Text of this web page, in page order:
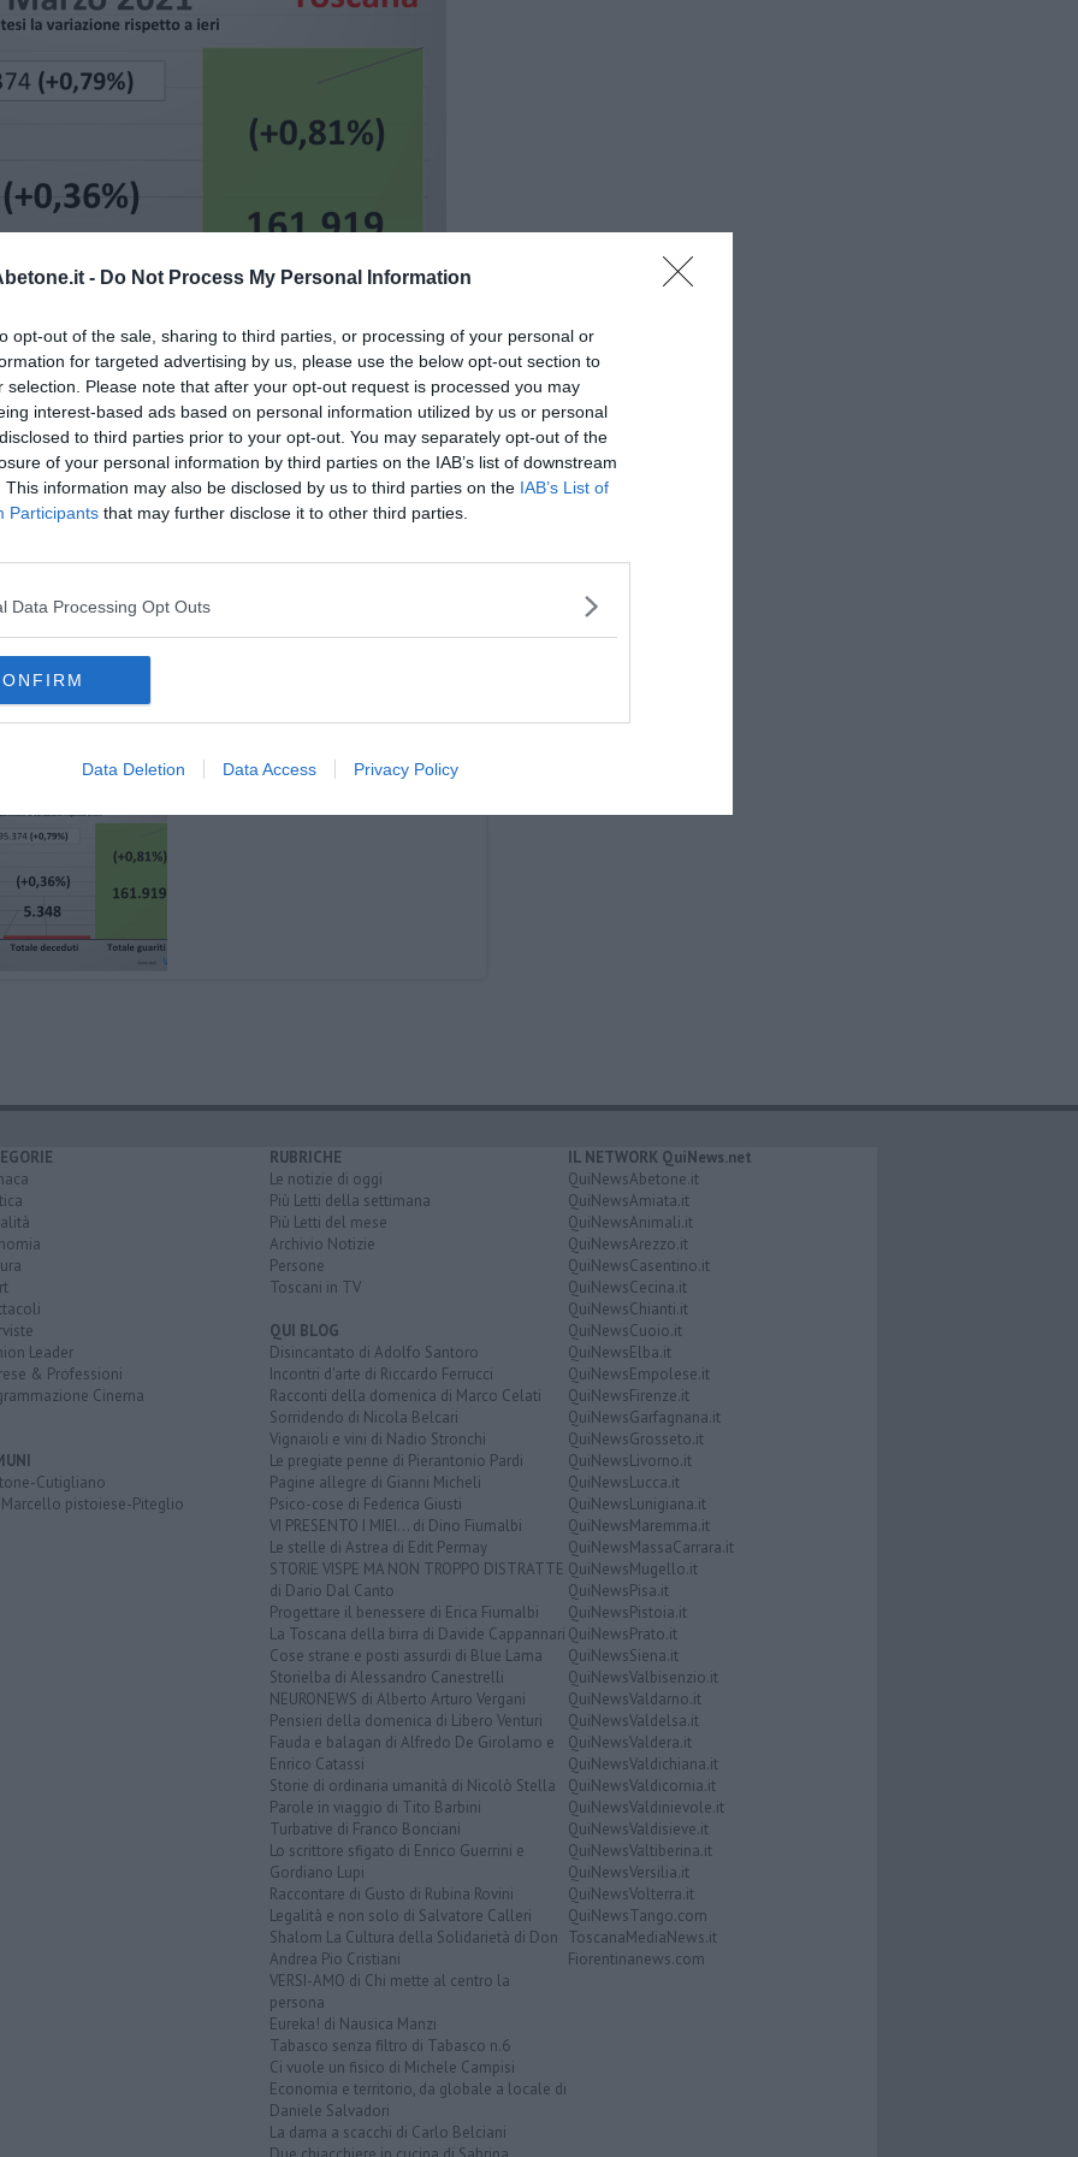
- Do Not Process My Personal Information
opt-out of the sale, sharing to third parties, or processing of your personal or
for targeted advertising by us, please use the below opt-out section to
selection. Please note that after your opt-out request is processed you may
interest-based ads based on personal information utilized by us or personal
to third parties prior to your opt-out. You may separately opt-out of the
of your personal information by third parties on the IAB’s list of downstream
This information may also be disclosed by us to third parties on the IAB’s List of
Participants that may further disclose it to other third parties.
Data Processing Opt Outs
Data Deletion Data Access Privacy Policy
iscriviti alla
nella tua casella di posta.
Leader
& Professioni
Cinema
Cutigliano
Marcello pistoiese-Piteglio
RUBRICHE
Le notizie di oggi
Più Letti della settimana
Più Letti del mese
Archivio Notizie
Persone
Toscani in TV
QUI BLOG
Disincantato di Adolfo Santoro
Incontri d'arte di Riccardo Ferrucci
Racconti della domenica di Marco Celati
Sorridendo di Nicola Belcari
Vignaioli e vini di Nadio Stronchi
Le pregiate penne di Pierantonio Pardi
Pagine allegre di Gianni Micheli
Psico-cose di Federica Giusti
VI PRESENTO I MIEI... di Dino Fiumalbi
Le stelle di Astrea di Edit Permay
STORIE VISPE MA NON TROPPO DISTRATTE
di Dario Dal Canto
Progettare il benessere di Erica Fiumalbi
La Toscana della birra di Davide Cappannari
Cose strane e posti assurdi di Blue Lama
Storielba di Alessandro Canestrelli
NEURONEWS di Alberto Arturo Vergani
Pensieri della domenica di Libero Venturi
Fauda e balagan di Alfredo De Girolamo e
Enrico Catassi
Storie di ordinaria umanità di Nicolò Stella
Parole in viaggio di Tito Barbini
Turbative di Franco Bonciani
Lo scrittore sfigato di Enrico Guerrini e
Gordiano Lupi
Raccontare di Gusto di Rubina Rovini
Legalità e non solo di Salvatore Calleri
Shalom La Cultura della Solidarietà di Don
Andrea Pio Cristiani
VERSI-AMO di Chi mette al centro la
persona
Eureka! di Nausica Manzi
Tabasco senza filtro di Tabasco n.6
Ci vuole un fisico di Michele Campisi
Economia e territorio, da globale a locale di
Daniele Salvadori
La dama a scacchi di Carlo Belciani
IL NETWORK QuiNews.net
QuiNewsAbetone.it
QuiNewsAmiata.it
QuiNewsAnimali.it
QuiNewsArezzo.it
QuiNewsCasentino.it
QuiNewsCecina.it
QuiNewsChianti.it
QuiNewsCuoio.it
QuiNewsElba.it
QuiNewsEmpolese.it
QuiNewsFirenze.it
QuiNewsGarfagnana.it
QuiNewsGrosseto.it
QuiNewsLivorno.it
QuiNewsLucca.it
QuiNewsLunigiana.it
QuiNewsMaremma.it
QuiNewsMassaCarrara.it
QuiNewsMugello.it
QuiNewsPisa.it
QuiNewsPistoia.it
QuiNewsPrato.it
QuiNewsSiena.it
QuiNewsValbisenzio.it
QuiNewsValdarno.it
QuiNewsValdelsa.it
QuiNewsValdera.it
QuiNewsValdichiana.it
QuiNewsValdicornia.it
QuiNewsValdinievole.it
QuiNewsValdisieve.it
QuiNewsValtiberina.it
QuiNewsVersilia.it
QuiNewsVolterra.it
QuiNewsTango.com
ToscanaMediaNews.it
Fiorentinanews.com